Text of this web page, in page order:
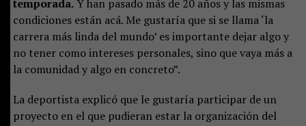
temporada.Y han pasado más de 20 años y las mismas
condiciones están acá. Me gustaría que si se llama ‘la
carrera más linda del mundo’ es importante dejar algo y
no tener como intereses personales, sino que vaya más a
la comunidad y algo en concreto”.
La deportista explicó que le gustaría participar de un
proyecto en el que pudieran estar la organización del